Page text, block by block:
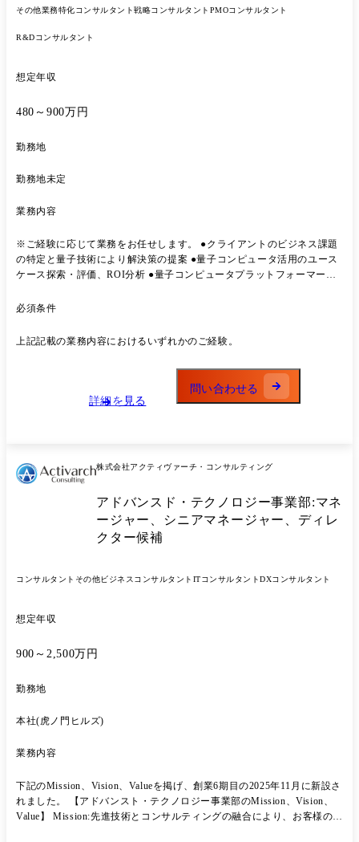
その他業務特化コンサルタント戦略コンサルタント PMOコンサルタント
R&Dコンサルタント
想定年収
480～900万円
勤務地
勤務地未定
業務内容
※ご経験に応じて業務をお任せします。 ●クライアントのビジネス課題
の特定と量子技術により解決策の提案 ●量子コンピュータ活用のユース
ケース探索・評価、ROI分析 ●量子コンピュータプラットフォーマーと
ト(進捗・課題・リスク管理) ●クライアント向けの教育・啓蒙活動、チ
構築、新規事業開発 【プロジェクト事例】 ●大手小売企業様/戦略コン
メント支援 ●某メガバンク様/ITコンサルティング 勘定系システムにお
ける構築・導入・移行プロジェクト ●大手証券企業様/ITコンサルティン
グ サイバーセキュリティ脆弱性対応の迅速化プロジェクト
必須条件
上記記載の業務内容におけるいずれかのご経験。
詳細を見る
問い合わせる
株式会社アクティヴァーチ・コンサルティング
アドバンスド・テクノロジー事業部:マネ
ージャー、シニアマネージャー、ディレ
クター候補
コンサルタント その他ビジネスコンサルタント ITコンサルタントDXコンサルタント
想定年収
900～2,500万円
勤務地
本社(虎ノ門ヒルズ)
業務内容
下記のMission、Vision、Valueを掲げ、創業6期目の2025年11月に新設さ
れました。 【アドバンスト・テクノロジー事業部のMission、Vision、
Value】 Mission:先進技術とコンサルティングの融合により、お客様の事